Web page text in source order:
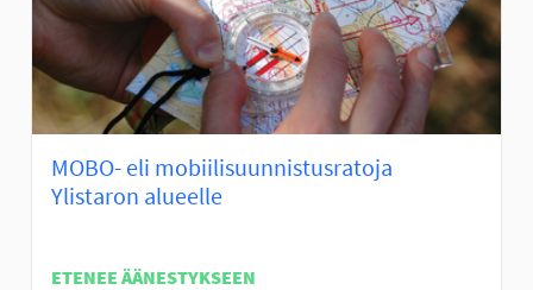
MOBO- eli mobiilisuunnistusratoja
Ylistaron alueelle
ETENEE ÄÄNESTYKSEEN